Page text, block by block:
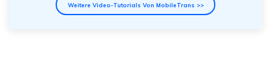
Weitere Video-Tutorials Von MobileTrans >>